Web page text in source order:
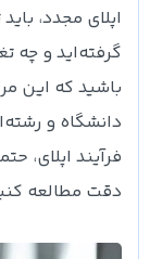
اپلای مجدد،
گرفته‌اید و چه
باشید که این
دانشگاه و
فرآیند اپلای،
دقت مطالعه